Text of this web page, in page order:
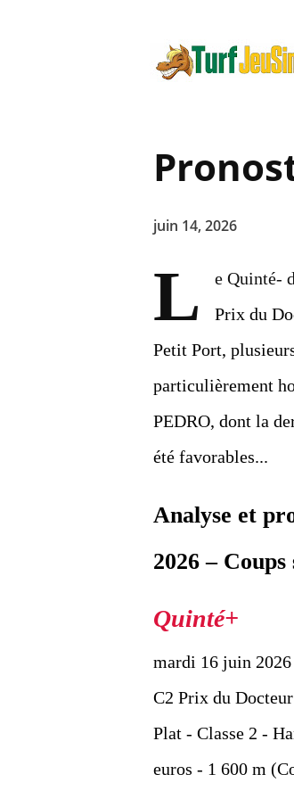
juin 14, 2026
L
e Quinté-
Prix du
Petit Port,
particulièrement
PEDRO, dont la
été favorables...
Analyse et
2026 –
mardi 16 juin 2026
C2 Prix du
Plat - Classe 2 -
euros - 1 600 m